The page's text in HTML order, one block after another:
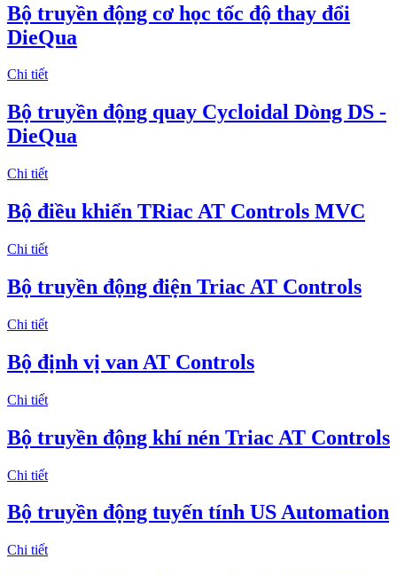
Bộ truyền động cơ học tốc độ thay đổi
DieQua
Chi tiết
Bộ truyền động quay Cycloidal Dòng DS -
DieQua
Chi tiết
Bộ điều khiển TRiac AT Controls MVC
Chi tiết
Bộ truyền động điện Triac AT Controls
Chi tiết
Bộ định vị van AT Controls
Chi tiết
Bộ truyền động khí nén Triac AT Controls
Chi tiết
Bộ truyền động tuyến tính US Automation
Chi tiết